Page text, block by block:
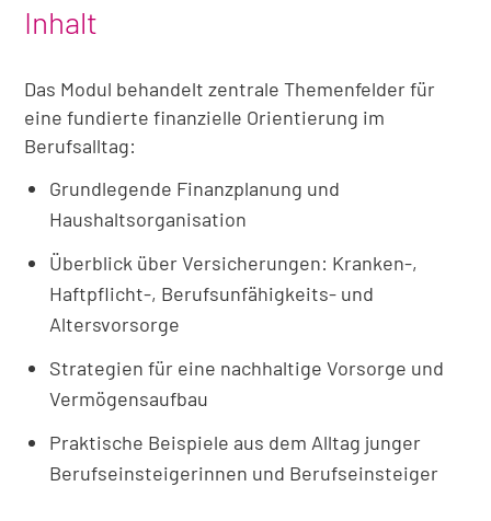
Inhalt
Das Modul behandelt zentrale Themenfelder für
eine fundierte finanzielle Orientierung im
Berufsalltag:
Grundlegende Finanzplanung und
Haushaltsorganisation
Überblick über Versicherungen: Kranken-,
Haftpflicht-, Berufsunfähigkeits- und
Altersvorsorge
Strategien für eine nachhaltige Vorsorge und
Vermögensaufbau
Praktische Beispiele aus dem Alltag junger
Berufseinsteigerinnen und Berufseinsteiger